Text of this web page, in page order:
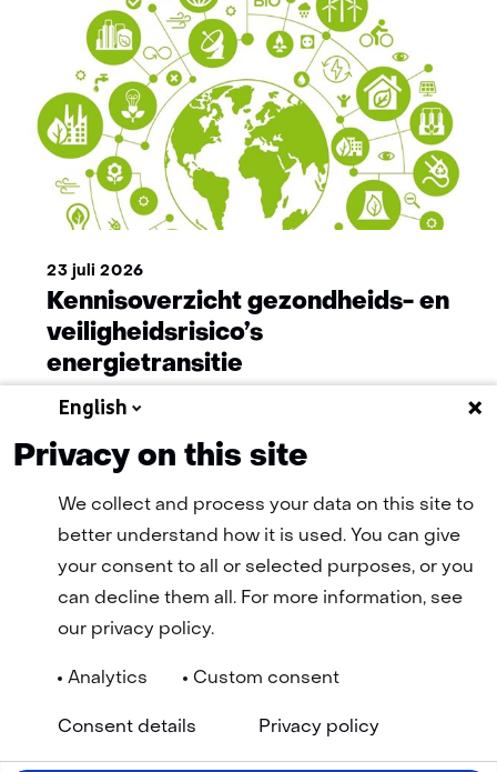
23 juli 2026
Kennisoverzicht gezondheids- en
veiligheidsrisico’s
energietransitie
Navigatie
Privacy statementDisclaimer(opent
Toegankelijkheid
NL
English
Privacy on this site
We collect and process your data on this site to
better understand how it is used. You can give
your consent to all or selected purposes, or you
can decline them all. For more information, see
our privacy policy.
Analytics Custom consent
Consent details Privacy policy